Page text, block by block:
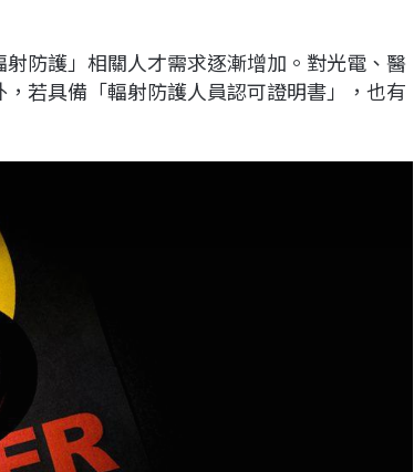
防護」相關人才需求逐漸增加。對光電、醫
若具備「輻射防護人員認可證明書」，也有